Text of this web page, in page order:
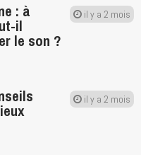
il y a 2 mois
: à
il
le son ?
il y a 2 mois